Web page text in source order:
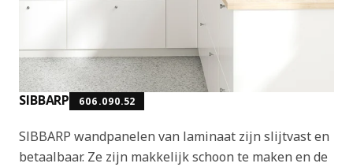
SIBBARP 606.090.52
SIBBARP wandpanelen van laminaat zijn slijtvast en
betaalbaar. Ze zijn makkelijk schoon te maken en de